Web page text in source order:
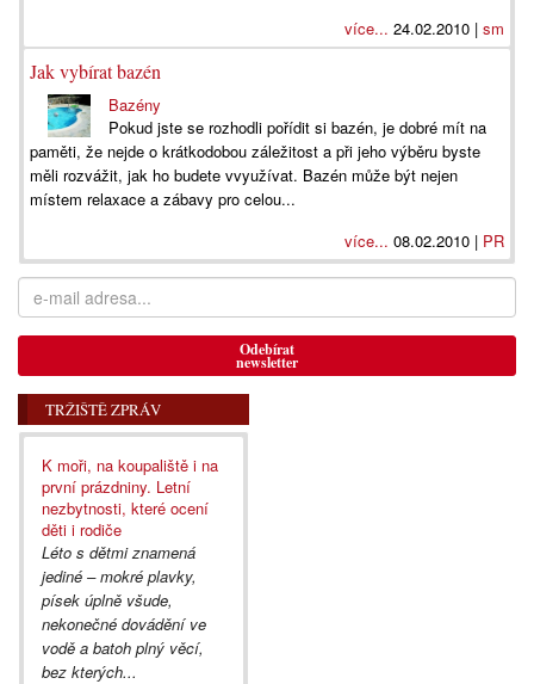
více... 24.02.2010 | sm
Jak vybírat bazén
Bazény
Pokud jste se rozhodli pořídit si bazén, je dobré mít na
paměti, že nejde o krátkodobou záležitost a při jeho výběru byste
měli rozvážit, jak ho budete vvyužívat. Bazén může být nejen
místem relaxace a zábavy pro celou...
více... 08.02.2010 | PR
Odebírat
newsletter
TRŽIŠTĚ ZPRÁV
K moři, na koupaliště i na
první prázdniny. Letní
nezbytnosti, které ocení
děti i rodiče
Léto s dětmi znamená
jediné – mokré plavky,
písek úplně všude,
nekonečné dovádění ve
vodě a batoh plný věcí,
bez kterých...